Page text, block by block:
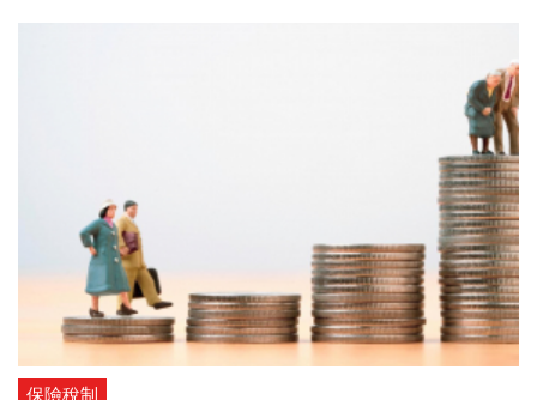
保險稅制